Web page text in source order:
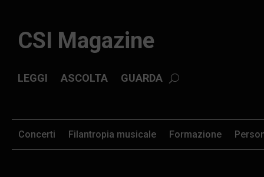
CSI Magazine
ASCOLTA GUARDA
LEGGI
Formazione
Concerti Filantropia musicale